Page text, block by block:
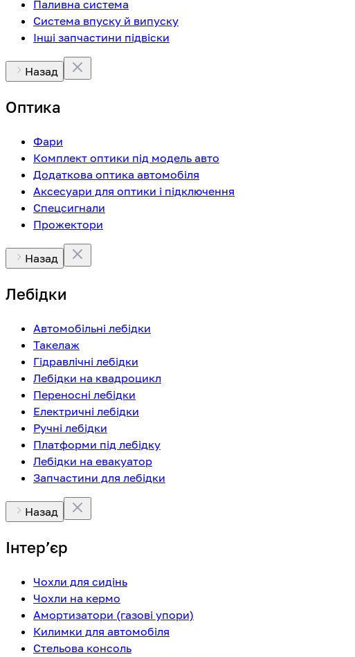
Паливна система
Система впуску й випуску
Інші запчастини підвіски
Назад
Оптика
Фари
Комплект оптики під модель авто
Додаткова оптика автомобіля
Аксесуари для оптики і підключення
Спецсигнали
Прожектори
Назад
Лебідки
Автомобільні лебідки
Такелаж
Гідравлічні лебідки
Лебідки на квадроцикл
Переносні лебідки
Електричні лебідки
Ручні лебідки
Платформи під лебідку
Лебідки на евакуатор
Запчастини для лебідки
Назад
Інтерʼєр
Чохли для сидінь
Чохли на кермо
Амортизатори (газові упори)
Килимки для автомобіля
Стельова консоль